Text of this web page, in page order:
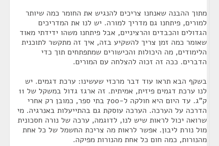
מתוך ההבנה שאנחנו צריכים להנגיש את החומר כמה שיותר
למורים, פיתחנו גם מדריך למורה. יש לנו את המדריכים
הגדולים והכבדים והרציניים, אבל פיתחנו משהו ידידתי מאוד
שאומר כמה זמן צריך להשקיע בזה, איך זה מתקשר לתוכנית
הלימודים, מה היכולות והכישורים שמתפתחים תוך כדי
הדברים. ככה זה זכוה להצלחה עם המורים.
בשקף הבא תראו עוד דבר מרכזי שעשינו: ערכת דגמים. יש
לנו ערכת דגמים פיזית, אמיתית. זה ארגז גדול במשקל של 11
ק"ג. עד היום היא חולקה ל-700 בתי ספר, כמובן רק אחרי
הדרכה על הערכה. הערכה עוסקת גם בהתייעלות באנרגיה. מי
שרואה יכול לראות שיש לנו, לדוגמה, ערכה של נורה חסכונית
מול נורת ליבון. אפשר לראות מה צריכת החשמל של כל אחת
מהנורות, כמה חום כל אחת מהנורות מפיקה.